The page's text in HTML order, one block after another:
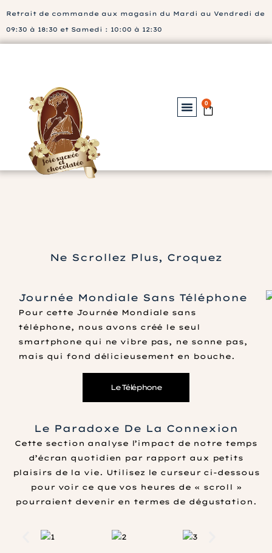
Retrait de commande aux magasin du Mardi au Vendredi de
09:30 à 18:30 et Samedi : 10:00 à 12:30
0
Ne Scrollez Plus, Croquez
Journée Mondiale Sans Téléphone
Pour cette Journée Mondiale sans
téléphone, nous avons créé le seul
smartphone qui ne vibre pas, ne sonne pas,
mais qui fond délicieusement en bouche.
Le Téléphone
Le Paradoxe De La Connexion
Cette section analyse l’impact de notre temps
d’écran quotidien par rapport aux petits
plaisirs de la vie. Utilisez le curseur ci-dessous
pour voir ce que vos heures de « scroll »
pourraient devenir en termes de dégustation.